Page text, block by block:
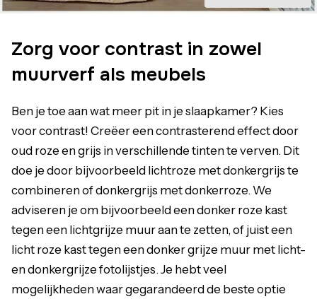
Zorg voor contrast in zowel
muurverf als meubels
Ben je toe aan wat meer pit in je slaapkamer? Kies
voor contrast! Creëer een contrasterend effect door
oud roze en grijs in verschillende tinten te verven. Dit
doe je door bijvoorbeeld lichtroze met donkergrijs te
combineren of donkergrijs met donkerroze. We
adviseren je om bijvoorbeeld een donker roze kast
tegen een lichtgrijze muur aan te zetten, of juist een
licht roze kast tegen een donker grijze muur met licht-
en donkergrijze fotolijstjes. Je hebt veel
mogelijkheden waar gegarandeerd de beste optie